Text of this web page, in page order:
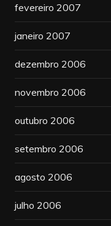
fevereiro 2007
janeiro 2007
dezembro 2006
novembro 2006
outubro 2006
setembro 2006
agosto 2006
julho 2006